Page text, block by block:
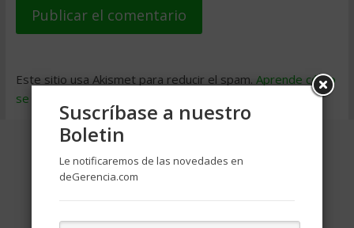
Este sitio usa Akismet para reducir el spam. Aprende cómo
se procesan los datos de tus comentarios
Suscríbase a nuestro
Boletin
Le notificaremos de las novedades en
deGerencia.com